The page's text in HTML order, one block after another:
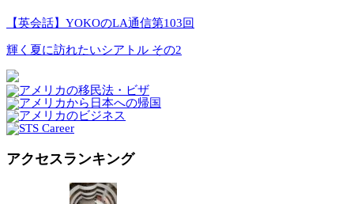
【英会話】YOKOのLA通信第103回
輝く夏に訪れたいシアトル その2
アクセスランキング